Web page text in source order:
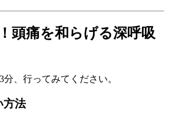
頭痛を和らげる深呼吸
、行ってみてください。
方法